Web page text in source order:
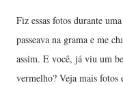
Fiz essas fotos durante
passeava na grama e me
assim. E você, já viu um
vermelho? Veja mais fotos